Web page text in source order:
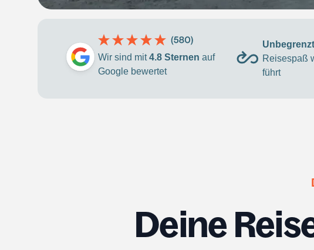
Wir sind mit4.8 Sternen auf
Google bewertet
Reisespaß
führt
Deine